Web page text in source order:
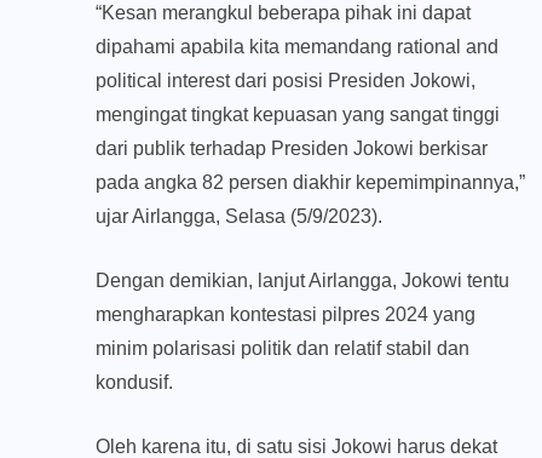
“Kesan merangkul beberapa pihak ini dapat
dipahami apabila kita memandang rational and
political interest dari posisi Presiden Jokowi,
mengingat tingkat kepuasan yang sangat tinggi
dari publik terhadap Presiden Jokowi berkisar
pada angka 82 persen diakhir kepemimpinannya,”
ujar Airlangga, Selasa (5/9/2023).
Dengan demikian, lanjut Airlangga, Jokowi tentu
mengharapkan kontestasi pilpres 2024 yang
minim polarisasi politik dan relatif stabil dan
kondusif.
Oleh karena itu, di satu sisi Jokowi harus dekat